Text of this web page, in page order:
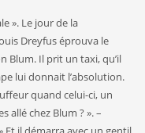
». Le jour de la
Dreyfus éprouva le
Blum. Il prit un taxi, qu’il
lui donnait l’absolution.
quand celui-ci, un
allé chez Blum ? ». –